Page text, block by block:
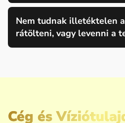
Nem tudnak illetéktelen
rátölteni, vagy levenni a
Cég és